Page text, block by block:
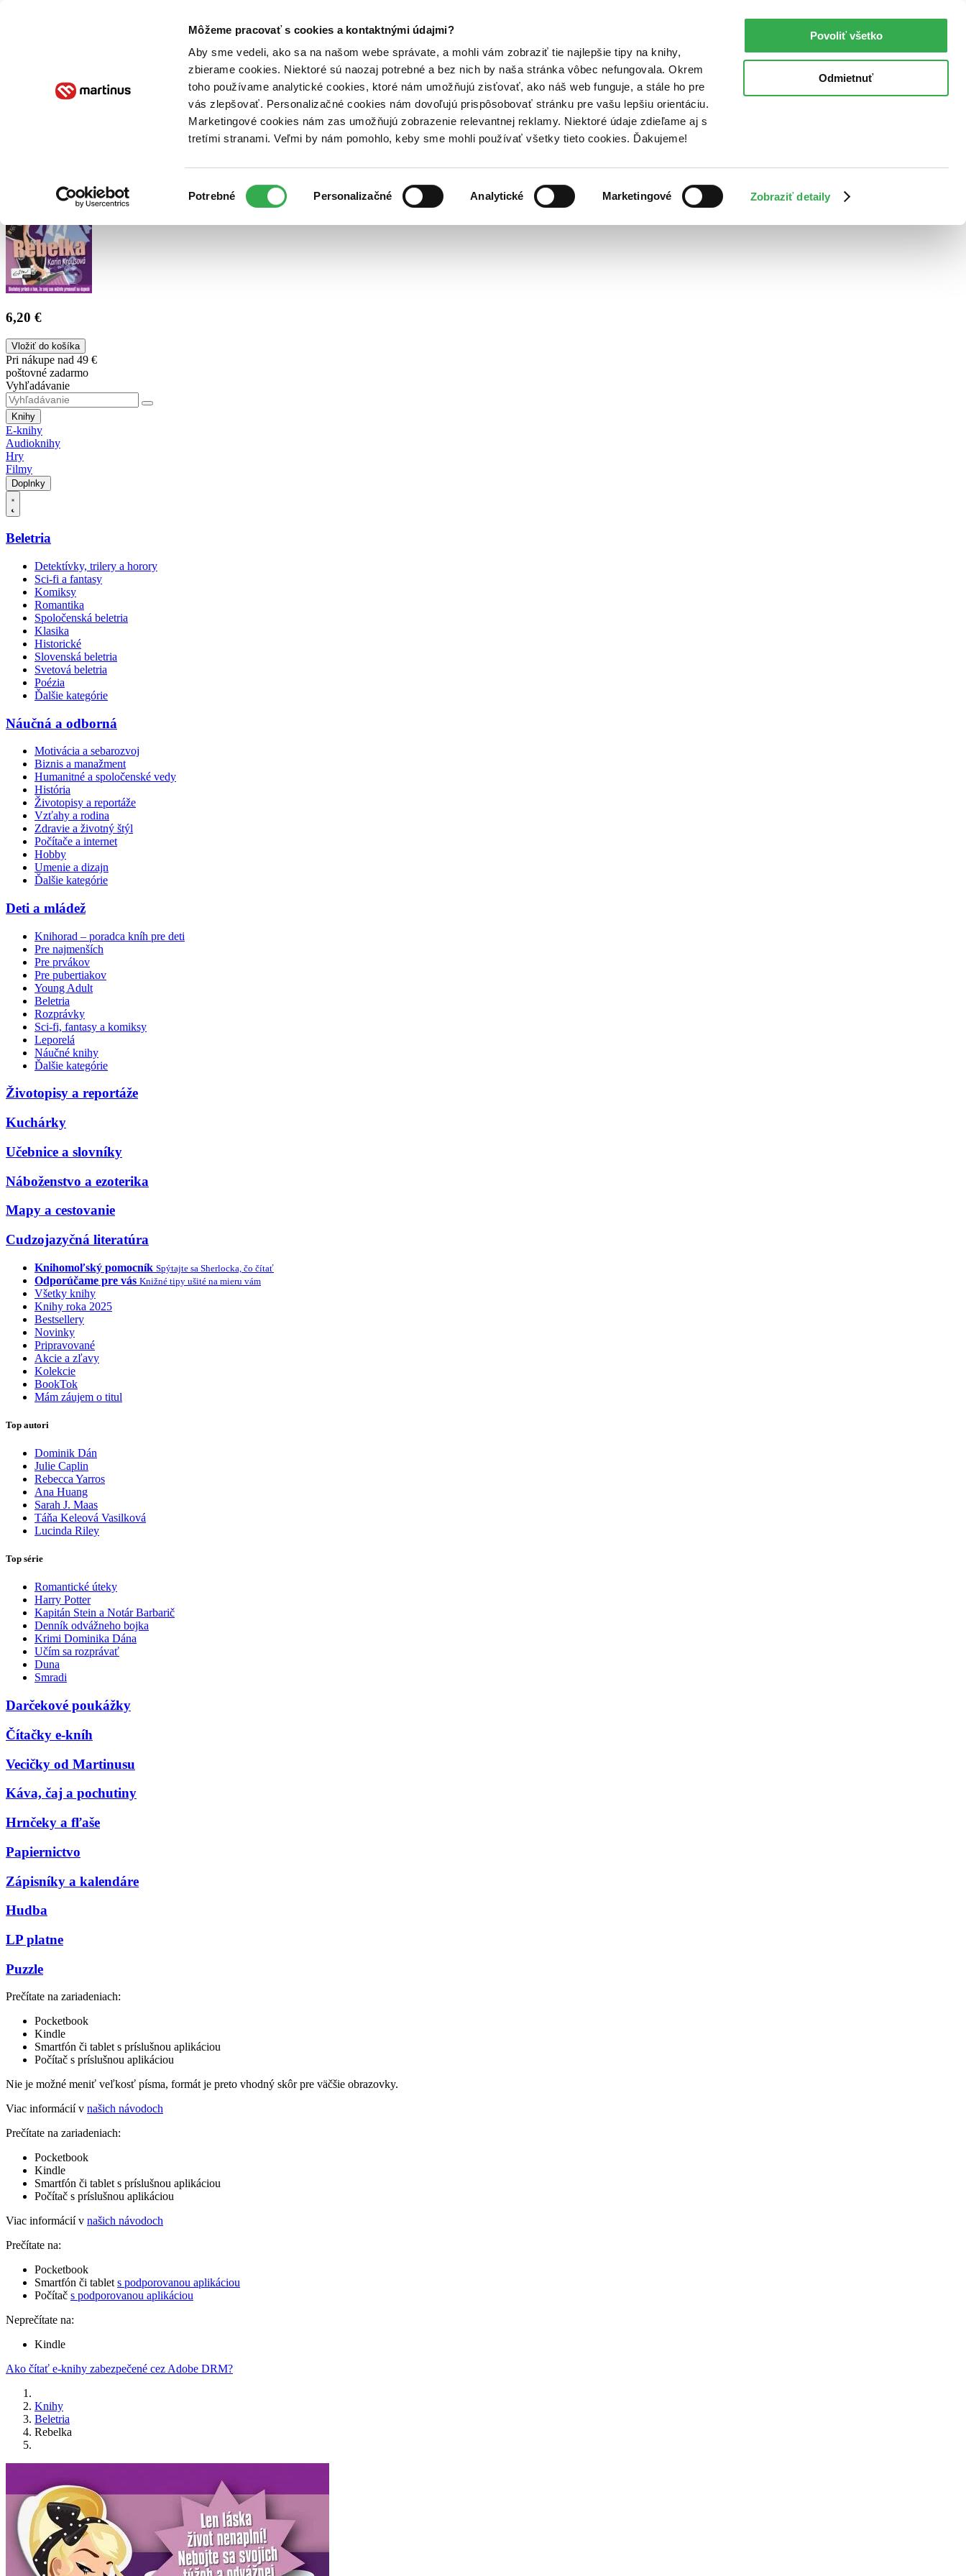
Môžeme pracovať s cookies a kontaktnými údajmi?
Aby sme vedeli, ako sa na našom webe správate, a mohli vám zobraziť tie najlepšie tipy na knihy,
zbierame cookies. Niektoré sú naozaj potrebné a bez nich by naša stránka vôbec nefungovala. Okrem
toho používame analytické cookies, ktoré nám umožňujú zisťovať, ako náš web funguje, a stále ho pre
vás zlepšovať. Personalizačné cookies nám dovoľujú prispôsobovať stránku pre vašu lepšiu orientáciu.
Marketingové cookies nám zas umožňujú zobrazenie relevantnej reklamy. Niektoré údaje zdieľame aj s
tretími stranami. Veľmi by nám pomohlo, keby sme mohli používať všetky tieto cookies. Ďakujeme!
súhlasu
Potrebné Personalizačné Analytické Marketingové Zobraziť detaily
Povoliť všetko
Odmietnuť
Poukážky Kontakt
6,20 €
Vložiť do košíka
Pri nákupe nad 49 €
poštovné zadarmo
Vyhľadávanie
Knihy
E-knihy
Audioknihy
Hry
Filmy
Doplnky
Beletria
Detektívky, trilery a horory
Sci-fi a fantasy
Komiksy
Romantika
Spoločenská beletria
Klasika
Historické
Slovenská beletria
Svetová beletria
Poézia
Ďalšie kategórie
Náučná a odborná
Motivácia a sebarozvoj
Biznis a manažment
Humanitné a spoločenské vedy
História
Životopisy a reportáže
Vzťahy a rodina
Zdravie a životný štýl
Počítače a internet
Hobby
Umenie a dizajn
Ďalšie kategórie
Deti a mládež
Knihorad – poradca kníh pre deti
Pre najmenších
Pre prvákov
Pre pubertiakov
Young Adult
Beletria
Rozprávky
Sci-fi, fantasy a komiksy
Leporelá
Náučné knihy
Ďalšie kategórie
Životopisy a reportáže
Kuchárky
Učebnice a slovníky
Náboženstvo a ezoterika
Mapy a cestovanie
Cudzojazyčná literatúra
Knihomoľský pomocník Spýtajte sa Sherlocka, čo čítať
Odporúčame pre vás Knižné tipy ušité na mieru vám
Všetky knihy
Knihy roka 2025
Bestsellery
Novinky
Pripravované
Akcie a zľavy
Kolekcie
BookTok
Mám záujem o titul
Top autori
Dominik Dán
Julie Caplin
Rebecca Yarros
Ana Huang
Sarah J. Maas
Táňa Keleová Vasilková
Lucinda Riley
Top série
Romantické úteky
Harry Potter
Kapitán Stein a Notár Barbarič
Denník odvážneho bojka
Krimi Dominika Dána
Učím sa rozprávať
Duna
Smradi
Darčekové poukážky
Čítačky e-kníh
Vecičky od Martinusu
Káva, čaj a pochutiny
Hrnčeky a fľaše
Papiernictvo
Zápisníky a kalendáre
Hudba
LP platne
Puzzle
Prečítate na zariadeniach:
Pocketbook
Kindle
Smartfón či tablet s príslušnou aplikáciou
Počítač s príslušnou aplikáciou
Nie je možné meniť veľkosť písma, formát je preto vhodný skôr pre väčšie obrazovky.
Viac informácií v našich návodoch
Prečítate na zariadeniach:
Pocketbook
Kindle
Smartfón či tablet s príslušnou aplikáciou
Počítač s príslušnou aplikáciou
Viac informácií v našich návodoch
Prečítate na:
Pocketbook
Smartfón či tablet s podporovanou aplikáciou
Počítač s podporovanou aplikáciou
Neprečítate na:
Kindle
Ako čítať e-knihy zabezpečené cez Adobe DRM?
Knihy
Beletria
Rebelka